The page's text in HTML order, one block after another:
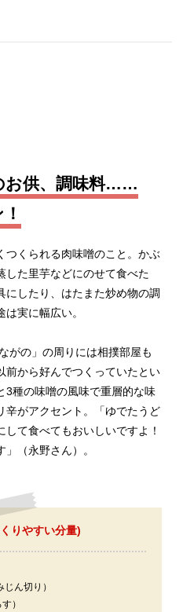
お供、調味料……
つくられる肉味噌のこと。かぶ
した里芋などにのせて食べた
にしたり、はたまた炒め物の調
実に幅広い。
がの」の周りには相撲部屋も
前から好んでつくっていたとい
3種の味噌の風味で重層的な味
辛がアクセント。「ゆでたうど
て食べてもおいしいですよ！
（永野さん）。
りやすい分量)
ん切り）
）